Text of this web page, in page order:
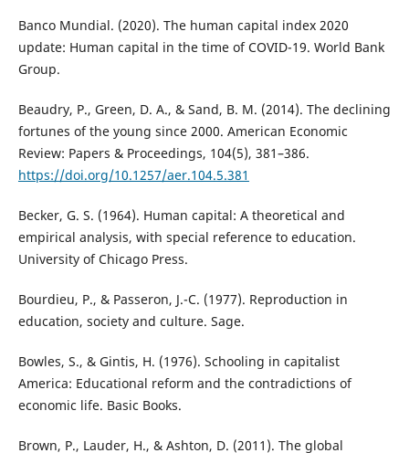
Banco Mundial. (2020). The human capital index 2020
update: Human capital in the time of COVID-19. World Bank
Group.
Beaudry, P., Green, D. A., & Sand, B. M. (2014). The declining
fortunes of the young since 2000. American Economic
Review: Papers & Proceedings, 104(5), 381–386.
https://doi.org/10.1257/aer.104.5.381
Becker, G. S. (1964). Human capital: A theoretical and
empirical analysis, with special reference to education.
University of Chicago Press.
Bourdieu, P., & Passeron, J.-C. (1977). Reproduction in
education, society and culture. Sage.
Bowles, S., & Gintis, H. (1976). Schooling in capitalist
America: Educational reform and the contradictions of
economic life. Basic Books.
Brown, P., Lauder, H., & Ashton, D. (2011). The global